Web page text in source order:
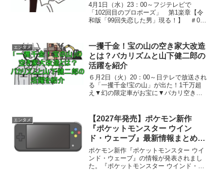
4月1日（水）23：00～フジテレビで
「102回目のプロポーズ」 第1楽章【令
和版「99回失恋した男」現る！】 ＃01
す。エイプリルフールネタではありませ
ん！102...
エンタメ
一攫千金！宝の山の空き家大改造
とは？バカリズムと山下健二郎の
活躍を紹介
６月2日（火）20：00～日テレで放送され
る「一攫千金!宝の山」が出た！1千万超
え▼幻の限定車がお宝に▼バカリ空き家
る「一攫千金！宝の山」は、身近に眠る
物や場所に新...
エンタメ
【2027年発売】ポケモン新作
『ポケットモンスター ウイン
ド・ウェーブ』最新情報まとめと
注目ポイント完全解説
ポケモン新作『ポケットモンスター ウイ
ンド・ウェーブ』の情報が発表されまし
た。『ポケットモンスター ウインド・ウ